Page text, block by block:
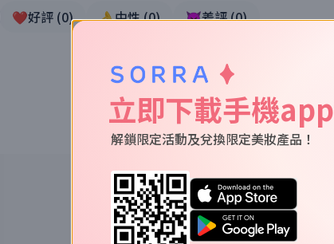
❤️好評 (0) 👌中性(0) 👿差評(0)
關於我們
認識SORRA
立即下載手機app
解鎖限定活動及兌換限定美妝產品！